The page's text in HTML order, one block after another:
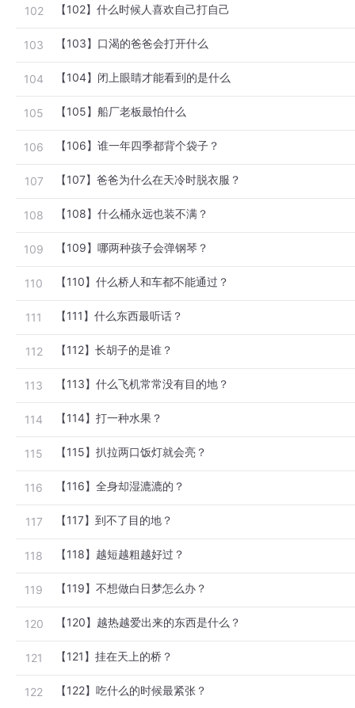
102 【102】什么时候人喜欢自己打自己
103 【103】口渴的爸爸会打开什么
104 【104】闭上眼睛才能看到的是什么
105 【105】船厂老板最怕什么
106 【106】谁一年四季都背个袋子？
107 【107】爸爸为什么在天冷时脱衣服？
108 【108】什么桶永远也装不满？
109 【109】哪两种孩子会弹钢琴？
110 【110】什么桥人和车都不能通过？
111 【111】什么东西最听话？
112 【112】长胡子的是谁？
113 【113】什么飞机常常没有目的地？
114 【114】打一种水果？
115 【115】扒拉两口饭灯就会亮？
116 【116】全身却湿漉漉的？
117 【117】到不了目的地？
118 【118】越短越粗越好过？
119 【119】不想做白日梦怎么办？
120 【120】越热越爱出来的东西是什么？
121 【121】挂在天上的桥？
122 【122】吃什么的时候最紧张？